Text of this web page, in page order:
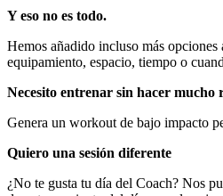
Y eso no es todo.
Hemos añadido incluso más
equipamiento, espacio, tiempo o
Necesito entrenar sin hacer mucho
Genera un workout de bajo impacto
Quiero una sesión diferente
¿No te gusta tu día del Coach? Nos